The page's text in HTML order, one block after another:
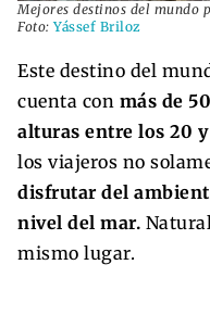
Mejores destinos del mundo
Foto:Yássef Briloz
Este destino del
cuenta con más de
alturas entre los 20
los viajeros no
disfrutar del
nivel del mar.
mismo lugar.